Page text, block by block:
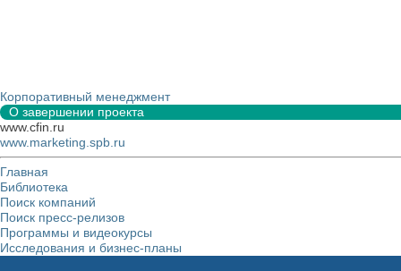
Корпоративный менеджмент
О завершении проекта
www.cfin.ru
www.marketing.spb.ru
Главная
Библиотека
Поиск компаний
Поиск пресс-релизов
Программы и видеокурсы
Исследования и бизнес-планы